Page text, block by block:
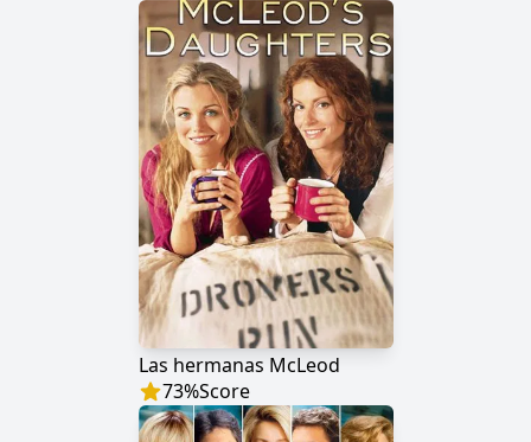
Las hermanas McLeod
73%Score